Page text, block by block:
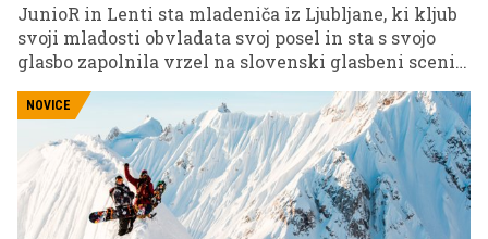
JunioR in Lenti sta mladeniča iz Ljubljane, ki kljub
svoji mladosti obvladata svoj posel in sta s svojo
glasbo zapolnila vrzel na slovenski glasbeni sceni.
predstavila svoj novi izdelek, skladbo Mamacita, ki
jo je pospremil tudi aktraktiven videospot, svoj
vokal pri njen pa je prispevala tudi vse bolj
uveljavljena slovenska pevka Kim Begović.
NOVICE